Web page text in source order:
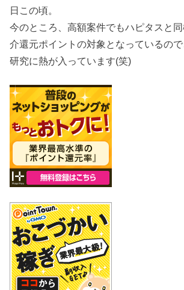
日この頃。
今のところ、高額案件でもハピタスと
介還元ポイントの対象となっているの
研究に熱が入っています(笑)